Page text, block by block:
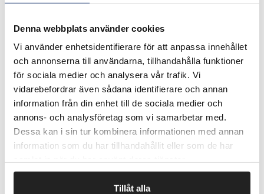
Denna webbplats använder cookies
Vi använder enhetsidentifierare för att anpassa innehållet
och annonserna till användarna, tillhandahålla funktioner
för sociala medier och analysera vår trafik. Vi
vidarebefordrar även sådana identifierare och annan
information från din enhet till de sociala medier och
annons- och analysföretag som vi samarbetar med.
Dessa kan i sin tur kombinera informationen med annan
information som du har tillhandahållit eller som de har
Tillåt alla
Hånd- og brusesæbe med citrongræs og
Hjælper med at bevare hudens naturlige fugt med
Baseret på råvarer fra planteriget.
pH-værdi ca. 5,5.
Sælges stykvis. Antal i karton: 12 stk.
Fragtfrit når du handler for 1.900,-
Afsendelse samme dag ved bestilling